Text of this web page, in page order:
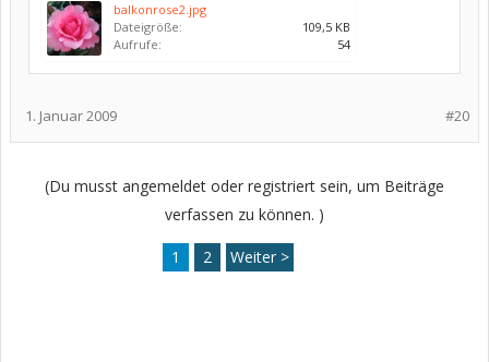
balkonrose2.jpg
Dateigröße:
109,5 KB
Aufrufe:
54
#20
1. Januar 2009
(Du musst angemeldet oder registriert sein, um Beiträge
verfassen zu können. )
1 2 Weiter >